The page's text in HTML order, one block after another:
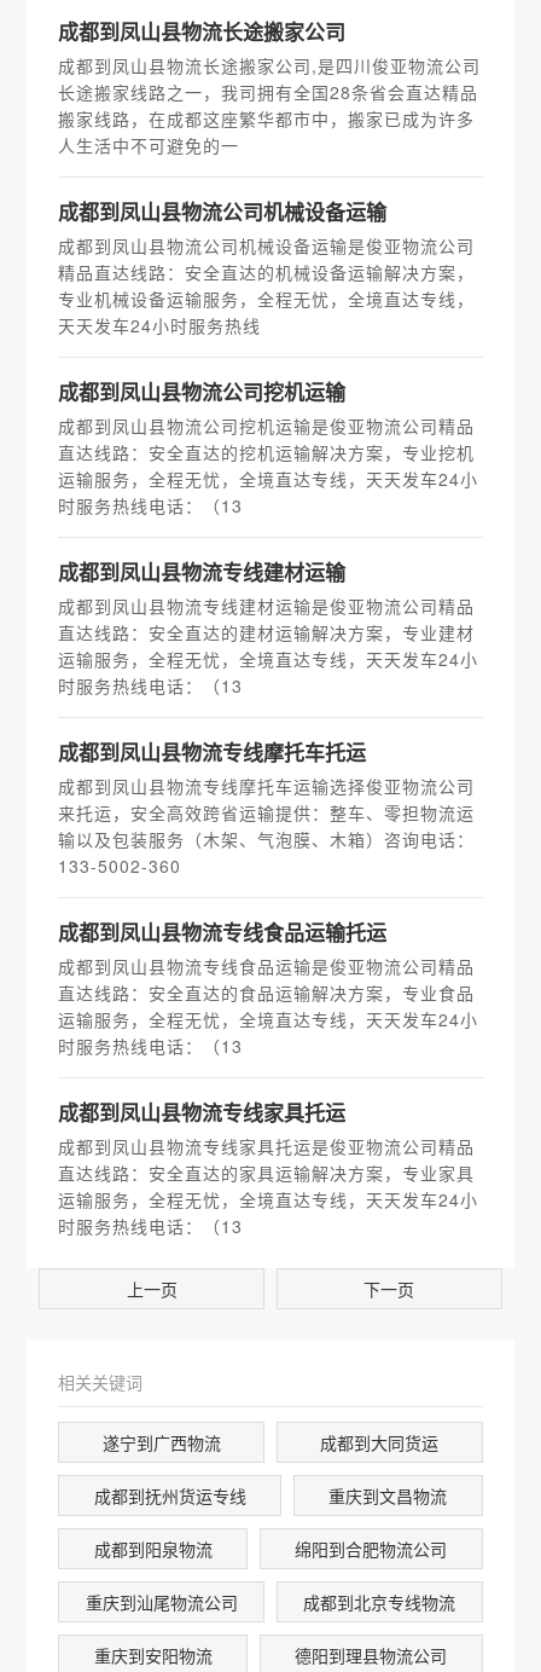
​成都到凤山县物流长途搬家公司
成都到凤山县物流长途搬家公司,是四川俊亚物流公司
长途搬家线路之一，我司拥有全国28条省会直达精品
搬家线路，在成都这座繁华都市中，搬家已成为许多
人生活中不可避免的一
成都到凤山县物流公司机械设备运输
成都到凤山县物流公司机械设备运输是俊亚物流公司
精品直达线路：安全直达的机械设备运输解决方案，
专业机械设备运输服务，全程无忧，全境直达专线，
天天发车24小时服务热线
成都到凤山县物流公司挖机运输
成都到凤山县物流公司挖机运输是俊亚物流公司精品
直达线路：安全直达的挖机运输解决方案，专业挖机
运输服务，全程无忧，全境直达专线，天天发车24小
时服务热线电话：（13
成都到凤山县物流专线建材运输
成都到凤山县物流专线建材运输是俊亚物流公司精品
直达线路：安全直达的建材运输解决方案，专业建材
运输服务，全程无忧，全境直达专线，天天发车24小
时服务热线电话：（13
成都到凤山县物流专线摩托车托运
成都到凤山县物流专线摩托车运输选择俊亚物流公司
来托运，安全高效跨省运输提供：整车、零担物流运
输以及包装服务（木架、气泡膜、木箱）咨询电话：
133-5002-360
成都到凤山县物流专线食品运输托运
成都到凤山县物流专线食品运输是俊亚物流公司精品
直达线路：安全直达的食品运输解决方案，专业食品
运输服务，全程无忧，全境直达专线，天天发车24小
时服务热线电话：（13
成都到凤山县物流专线家具托运
成都到凤山县物流专线家具托运是俊亚物流公司精品
直达线路：安全直达的家具运输解决方案，专业家具
运输服务，全程无忧，全境直达专线，天天发车24小
时服务热线电话：（13
上一页 下一页
相关关键词
遂宁到广西物流 成都到大同货运
成都到抚州货运专线 重庆到文昌物流
成都到阳泉物流 绵阳到合肥物流公司
重庆到汕尾物流公司 成都到北京专线物流
重庆到安阳物流 德阳到理县物流公司